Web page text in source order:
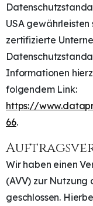
USA gewährleisten
zertifizierte
Informationen
folgendem Link:
https://
66.
Wir haben einen
(AVV) zur Nutzung
geschlossen.